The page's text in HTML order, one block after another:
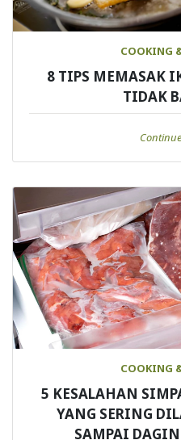
COOKING
8 TIPS MEMASAK
TIDAK
COOKING
5 KESALAHAN
YANG SERING
SAMPAI